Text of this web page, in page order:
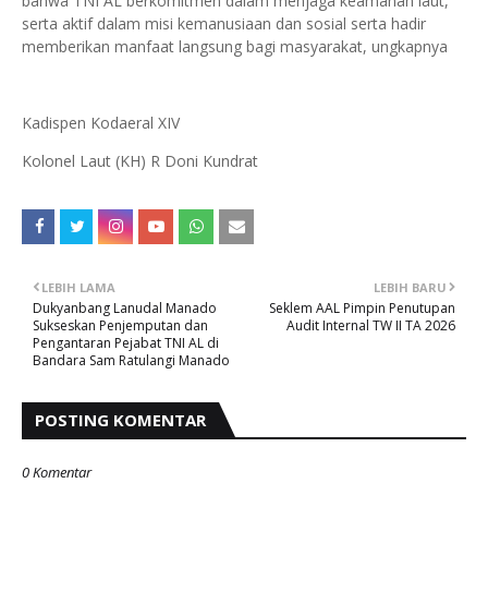
serta aktif dalam misi kemanusiaan dan sosial serta hadir
memberikan manfaat langsung bagi masyarakat, ungkapnya
Kadispen Kodaeral XIV
Kolonel Laut (KH) R Doni Kundrat
LEBIH BARU
Seklem AAL Pimpin Penutupan
Audit Internal TW II TA 2026
LEBIH LAMA
Dukyanbang Lanudal Manado
Sukseskan Penjemputan dan
Pengantaran Pejabat TNI AL di
Bandara Sam Ratulangi Manado
POSTING KOMENTAR
0 Komentar